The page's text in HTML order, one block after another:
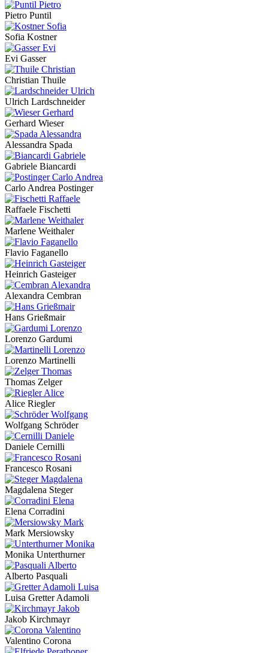
Pietro Puntil
Sofia Kostner
Evi Gasser
Christian Thuile
Ulrich Lardschneider
Gerhard Wieser
Alessandra Spada
Gabriele Biancardi
Carlo Andrea Postinger
Raffaele Fischetti
Marlene Weithaler
Flavio Faganello
Heinrich Gasteiger
Alexandra Cembran
Hans Grießmair
Lorenzo Gardumi
Lorenzo Martinelli
Thomas Zelger
Alice Riegler
Wolfgang Schröder
Daniele Cernilli
Francesco Rosani
Magdalena Steger
Elena Corradini
Mark Mersiowsky
Monika Unterthurner
Alberto Pasquali
Luisa Gretter Adamoli
Jakob Kirchmayr
Valentino Corona